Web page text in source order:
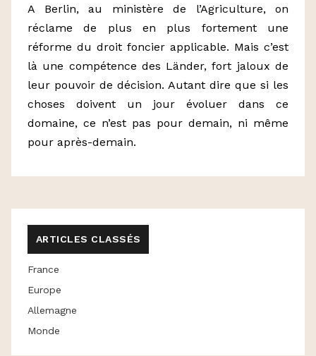
A Berlin, au ministère de l’Agriculture, on
réclame de plus en plus fortement une
réforme du droit foncier applicable. Mais c’est
là une compétence des Länder, fort jaloux de
leur pouvoir de décision. Autant dire que si les
choses doivent un jour évoluer dans ce
domaine, ce n’est pas pour demain, ni même
pour après-demain.
ARTICLES CLASSÉS
France
Europe
Allemagne
Monde